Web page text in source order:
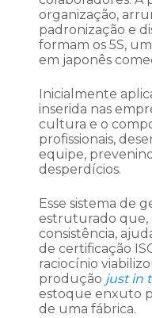
organização,
padronização e
formam os 5S,
em japonês
Inicialmente
inserida nas
cultura e o
profissionais,
equipe,
desperdícios.
Esse sistema de
estruturado que,
consistência,
de certificação
raciocínio
produção just in
estoque enxuto
de uma fábrica.